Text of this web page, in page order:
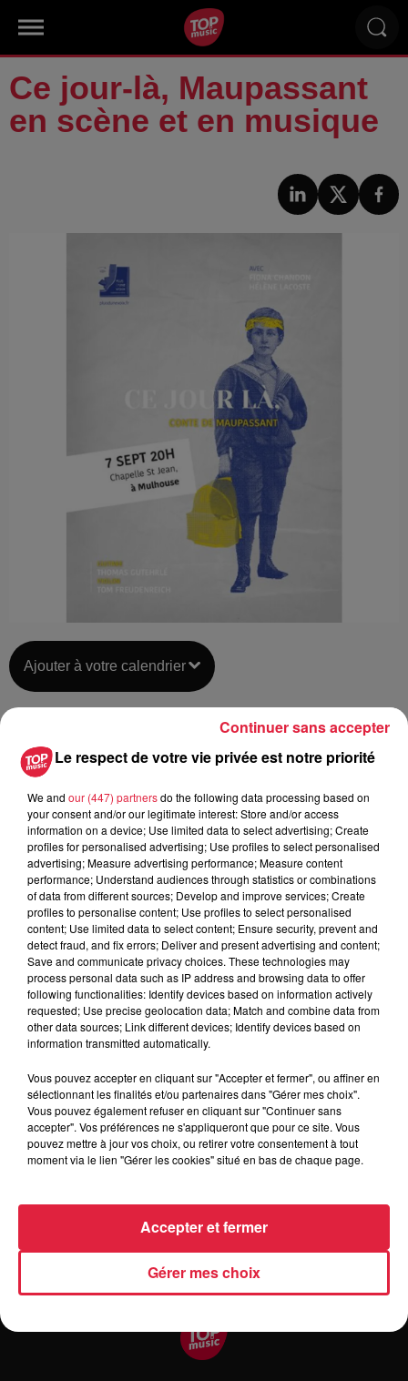
Ce jour-là, Maupassant
en scène et en musique
Ajouter à votre calendrier
Date
7 septembre 2018 à 0h00
Lieu Chapelle Saint Jean, Mulhouse
Organisateur
Elsa Bock
0672633617
compagnieplusdunevoix@gmail.com
La compagnie Plus d'Une Voix vous propose le spectacle
musical "Ce jour-là", adaptation de la nouvelle de Guy de
Le respect de votre vie privée est notre priorité
We and our (447) partnersdo the following data processing based on
your consent and/or our legitimate interest: Store and/or access
information on a device; Use limited data to select advertising; Create
profiles for personalised advertising; Use profiles to select personalised
advertising; Measure advertising performance; Measure content
performance; Understand audiences through statistics or combinations
of data from different sources; Develop and improve services; Create
profiles to personalise content; Use profiles to select personalised
content; Use limited data to select content; Ensure security, prevent and
detect fraud, and fix errors; Deliver and present advertising and content;
Save and communicate privacy choices. These technologies may
process personal data such as IP address and browsing data to offer
following functionalities: Identify devices based on information actively
requested; Use precise geolocation data; Match and combine data from
other data sources; Link different devices; Identify devices based on
information transmitted automatically.
Vous pouvez accepter en cliquant sur "Accepter et fermer", ou affiner en
sélectionnant les finalités et/ou partenaires dans "Gérer mes choix".
Vous pouvez également refuser en cliquant sur "Continuer sans
accepter". Vos préférences ne s'appliqueront que pour ce site. Vous
pouvez mettre à jour vos choix, ou retirer votre consentement à tout
moment via le lien "Gérer les cookies" situé en bas de chaque page.
Gérer mes choix
Accepter et fermer
Continuer sans accepter